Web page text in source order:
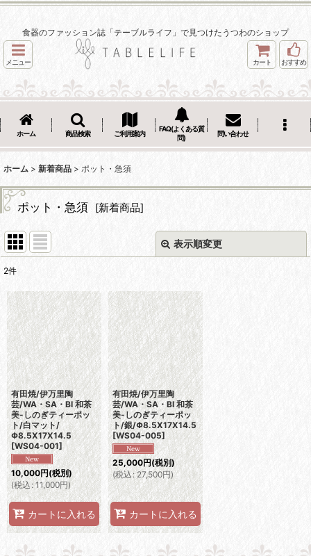
食器のファッション誌「テーブルライフ」で見つけたうつわのショップ
メニュー カート おすすめ
ホーム 商品検索 ご利用案内
FAQ(よくある質
問)
問い合わせ
ホーム > 新着商品 > ポット・急須
ポット・急須 [新着商品]
表示順変更
並び順 :
絞り込む
2件
有田焼/伊万里陶
芸/WA・SA・BI 和茶
美-しのぎティーポッ
ト/白マット/
Φ8.5X17X14.5
[WS04-001]
10,000円(税別)
(税込 : 11,000円)
カートに入れる
有田焼/伊万里陶
芸/WA・SA・BI 和茶
美-しのぎティーポッ
ト/銀/Φ8.5X17X14.5
[WS04-005]
25,000円(税別)
(税込: 27,500円)
カートに入れる